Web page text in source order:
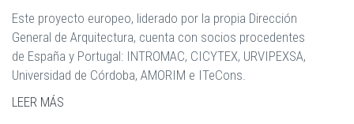
Este proyecto europeo, liderado por la propia Dirección
General de Arquitectura, cuenta con socios procedentes
de España y Portugal: INTROMAC, CICYTEX, URVIPEXSA,
Universidad de Córdoba, AMORIM e ITeCons.
LEER MÁS